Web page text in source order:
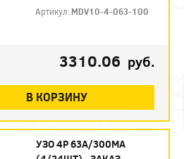
Артикул: MDV10-4-063-100
3310.06 руб.
В КОРЗИНУ
УЗО 4P 63А/300МА